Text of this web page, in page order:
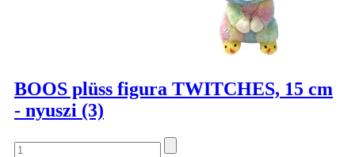
BOOS plüss figura TWITCHES, 15 cm
- nyuszi (3)